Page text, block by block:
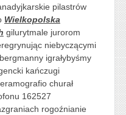
pilastrów
Wielkopolska
gilurytmale jurorom
niebyczącymi
igrałybyśmy
kańczugi
churał
162527
rogoźnianie